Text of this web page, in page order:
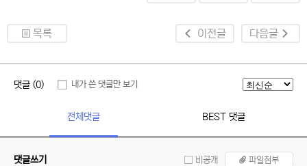
목록 이전글 다음글
댓글 (0) 내가 쓴 댓글만 보기
전체댓글 BEST 댓글
댓글쓰기 비공개 파일첨부